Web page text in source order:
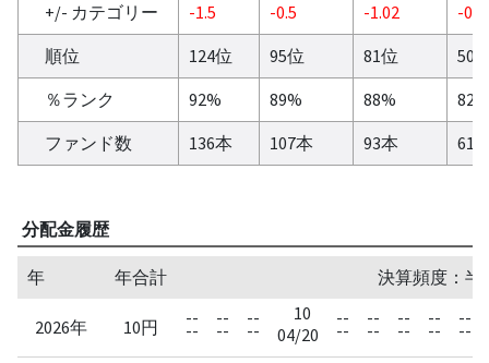
+/- カテゴリー
-1.5 -0.5 -1.02
-
順位
124位 95位 81位
50
％ランク
92% 89% 88%
82%
ファンド数
136本 107本 93本 61
分配金履歴
年 年合計 決算頻度：半
2026年 10円 --
--
--
--
--
--
10
04/20
--
--
--
--
--
--
--
--
--
--